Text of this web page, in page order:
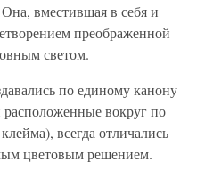
Она, вместившая в себя и
преображенной
светом.
по единому канону
вокруг по
всегда отличались
цветовым решением.